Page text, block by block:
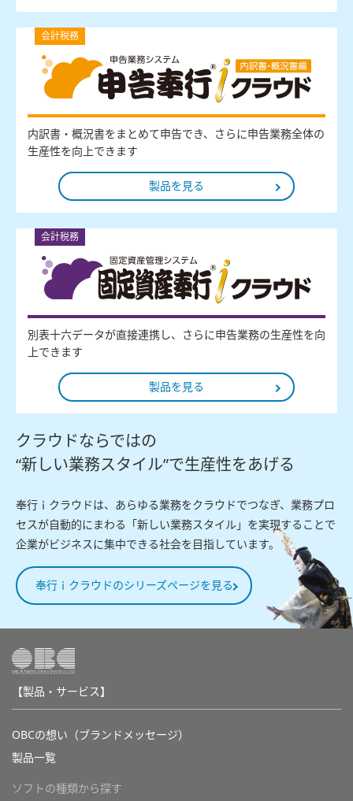
会計税務
内訳書・概況書をまとめて申告でき、さらに申告業務全体の
生産性を向上できます
製品を見る
会計税務
別表十六データが直接連携し、さらに申告業務の生産性を向
上できます
製品を見る
クラウドならではの
“新しい業務スタイル”で生産性をあげる
奉行ｉクラウドは、あらゆる業務をクラウドでつなぎ、業務プロ
セスが自動的にまわる「新しい業務スタイル」を実現することで
企業がビジネスに集中できる社会を目指しています。
奉行ｉクラウドのシリーズページを見る
【製品・サービス】
OBCの想い（ブランドメッセージ）
製品一覧
ソフトの種類から探す